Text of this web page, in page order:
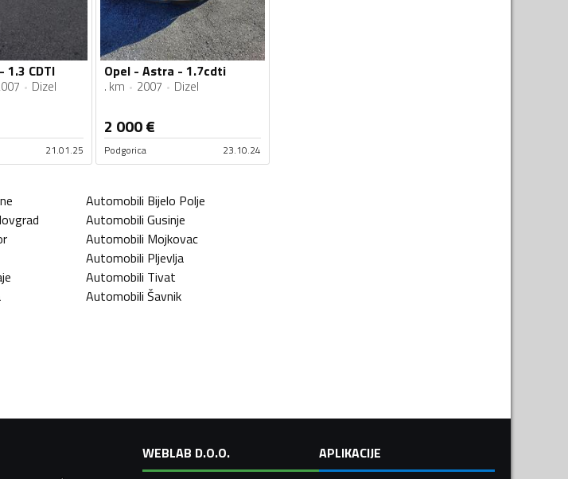
1.3 CDTI
Dizel
21.01.25
Opel - Astra - 1.7cdti
. km 2007 Dizel
2 000€
Podgorica 23.10.24
Automobili Bijelo Polje
Automobili Gusinje
Automobili Mojkovac
Automobili Pljevlja
Automobili Tivat
Automobili Šavnik
WEBLAB D.O.O.
APLIKACIJE